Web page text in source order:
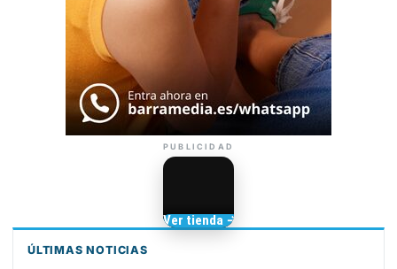
PUBLICIDAD
TIENDA DE
Camisetas de Sanlúcar
Ver tienda →
ÚLTIMAS NOTICIAS